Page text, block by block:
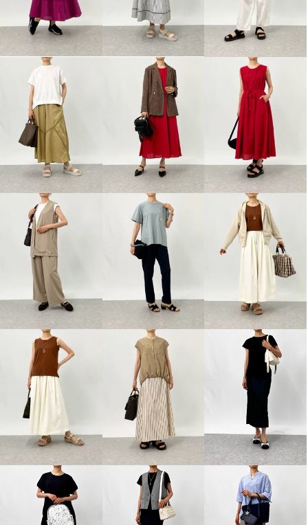
アトリエール 接触冷感・ＵＶカ
ット コットンミックス リンクル
ジャングラ ＜スペイン製＞ 着脱
簡単 牛革サンダル